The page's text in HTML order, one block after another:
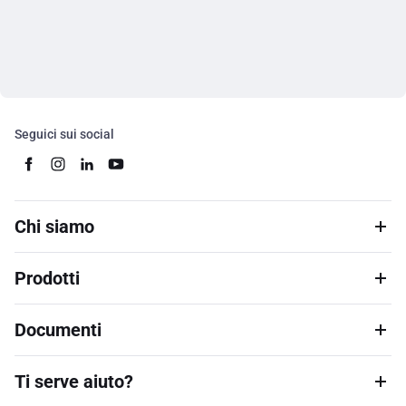
Seguici sui social
Chi siamo
Prodotti
Documenti
Ti serve aiuto?